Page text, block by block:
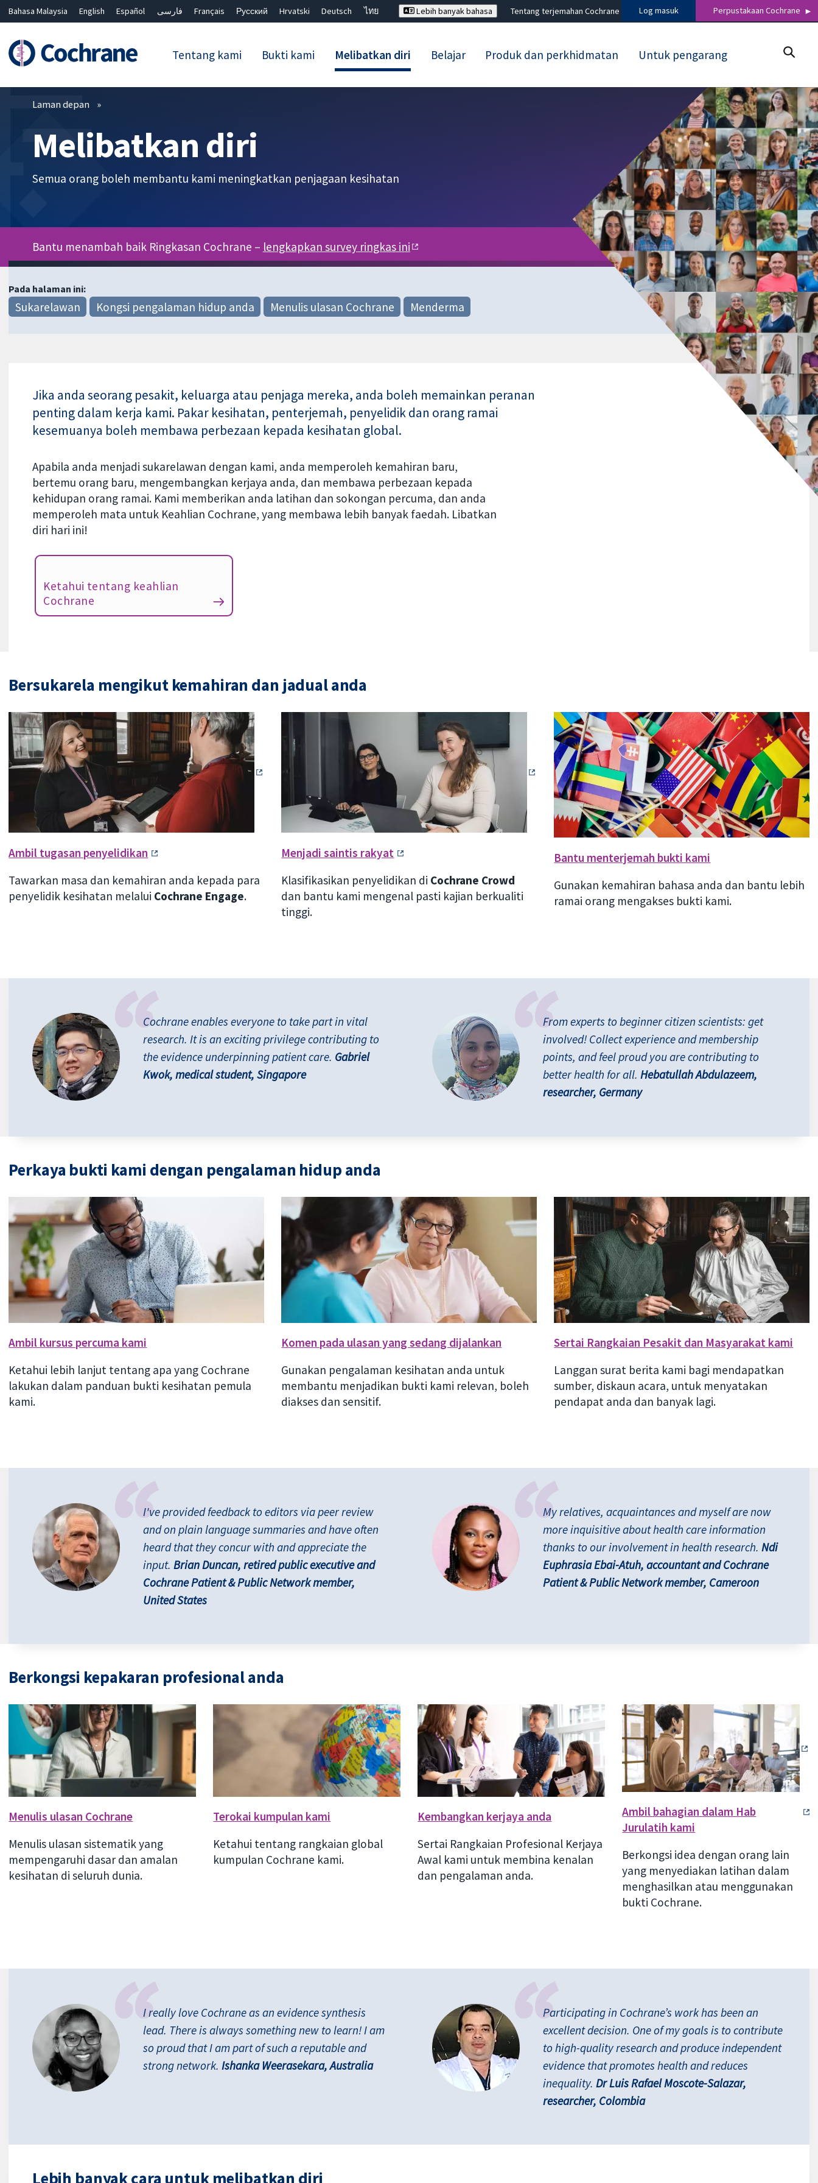
Bahasa Malaysia English Español فارسی Français Русский Hrvatski Deutsch
ไทย
Lebih banyak bahasa Tentang terjemahan Cochrane Log masuk Perpustakaan Cochrane
Tentang kami Bukti kami Melibatkan diri Belajar Produk dan perkhidmatan Untuk pengarang
Penapis
Laman depan
Melibatkan diri
Semua orang boleh membantu kami meningkatkan penjagaan kesihatan
Bantu menambah baik Ringkasan Cochrane – lengkapkan survey ringkas ini
Pada halaman ini:
Sukarelawan Kongsi pengalaman hidup anda Menulis ulasan Cochrane Menderma
Jika anda seorang pesakit, keluarga atau penjaga mereka, anda boleh memainkan peranan
penting dalam kerja kami. Pakar kesihatan, penterjemah, penyelidik dan orang ramai
kesemuanya boleh membawa perbezaan kepada kesihatan global.
Apabila anda menjadi sukarelawan dengan kami, anda memperoleh kemahiran baru,
bertemu orang baru, mengembangkan kerjaya anda, dan membawa perbezaan kepada
kehidupan orang ramai. Kami memberikan anda latihan dan sokongan percuma, dan anda
memperoleh mata untuk Keahlian Cochrane, yang membawa lebih banyak faedah. Libatkan
diri hari ini!
Ketahui tentang keahlian
Cochrane
Bersukarela mengikut kemahiran dan jadual anda
Ambil tugasan penyelidikan
Tawarkan masa dan kemahiran anda kepada para
penyelidik kesihatan melalui Cochrane Engage.
Menjadi saintis rakyat
Klasifikasikan penyelidikan di Cochrane Crowd
dan bantu kami mengenal pasti kajian berkualiti
tinggi.
Bantu menterjemah bukti kami
Gunakan kemahiran bahasa anda dan bantu lebih
ramai orang mengakses bukti kami.
Cochrane enables everyone to take part in vital
research. It is an exciting privilege contributing to
the evidence underpinning patient care. Gabriel
Kwok, medical student, Singapore
From experts to beginner citizen scientists: get
involved! Collect experience and membership
points, and feel proud you are contributing to
better health for all.Hebatullah Abdulazeem,
researcher, Germany
Perkaya bukti kami dengan pengalaman hidup anda
Ambil kursus percuma kami
Ketahui lebih lanjut tentang apa yang Cochrane
lakukan dalam panduan bukti kesihatan pemula
kami.
Komen pada ulasan yang sedang dijalankan
Gunakan pengalaman kesihatan anda untuk
membantu menjadikan bukti kami relevan, boleh
diakses dan sensitif.
Sertai Rangkaian Pesakit dan Masyarakat kami
Langgan surat berita kami bagi mendapatkan
sumber, diskaun acara, untuk menyatakan
pendapat anda dan banyak lagi.
I've provided feedback to editors via peer review
and on plain language summaries and have often
heard that they concur with and appreciate the
input. Brian Duncan, retired public executive and
Cochrane Patient & Public Network member,
United States
My relatives, acquaintances and myself are now
more inquisitive about health care information
thanks to our involvement in health research.Ndi
Euphrasia Ebai-Atuh, accountant and Cochrane
Patient & Public Network member, Cameroon
Berkongsi kepakaran profesional anda
Menulis ulasan Cochrane
Menulis ulasan sistematik yang
mempengaruhi dasar dan amalan
kesihatan di seluruh dunia.
Terokai kumpulan kami
Ketahui tentang rangkaian global
kumpulan Cochrane kami.
Kembangkan kerjaya anda
Sertai Rangkaian Profesional Kerjaya
Awal kami untuk membina kenalan
dan pengalaman anda.
Ambil bahagian dalam Hab
Jurulatih kami
Berkongsi idea dengan orang lain
yang menyediakan latihan dalam
menghasilkan atau menggunakan
bukti Cochrane.
I really love Cochrane as an evidence synthesis
lead. There is always something new to learn! I am
so proud that I am part of such a reputable and
strong network. Ishanka Weerasekara, Australia
Participating in Cochrane’s work has been an
excellent decision. One of my goals is to contribute
to high-quality research and produce independent
evidence that promotes health and reduces
inequality.Dr Luis Rafael Moscote-Salazar,
researcher, Colombia
Lebih banyak cara untuk melibatkan diri